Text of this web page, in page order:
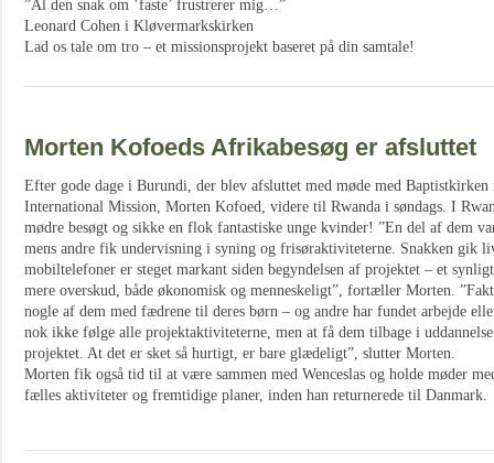
”Al den snak om ’faste’ frustrerer mig…”
Leonard Cohen i Kløvermarkskirken
Lad os tale om tro – et missionsprojekt baseret på din samtale!
Morten Kofoeds Afrikabesøg er afsluttet
Efter gode dage i Burundi, der blev afsluttet med møde med
International Mission, Morten Kofoed, videre til Rwanda i søndags. I
mødre besøgt og sikke en flok fantastiske unge kvinder! ”En del af dem
mens andre fik undervisning i syning og frisøraktiviteterne. Snakken gik
mobiltelefoner er steget markant siden begyndelsen af projektet – et
mere overskud, både økonomisk og menneskeligt”, fortæller Morten.
nogle af dem med fædrene til deres børn – og andre har fundet arbejde
nok ikke følge alle projektaktiviteterne, men at få dem tilbage i
projektet. At det er sket så hurtigt, er bare glædeligt”, slutter Morten.
Morten fik også tid til at være sammen med Wenceslas og holde møder
fælles aktiviteter og fremtidige planer, inden han returnerede til Danmark.